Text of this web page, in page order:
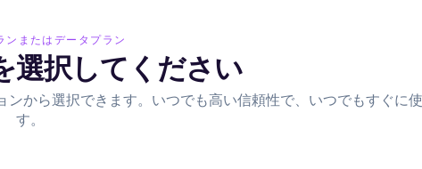
ンまたはデータプラン
選択してください
から選択できます。いつでも高い信頼性で、いつでもすぐに
す。